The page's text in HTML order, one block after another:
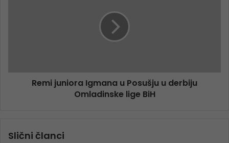
Remi juniora Igmana u Posušju u derbiju
Omladinske lige BiH
Slični članci